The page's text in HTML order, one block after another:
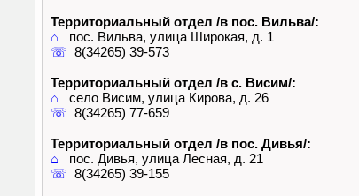
Территориальный отдел /в пос. Вильва/:
⌂ пос. Вильва, улица Широкая, д. 1
☏ 8(34265) 39-573
Территориальный отдел /в с. Висим/:
⌂ село Висим, улица Кирова, д. 26
☏ 8(34265) 77-659
Территориальный отдел /в пос. Дивья/:
⌂ пос. Дивья, улица Лесная, д. 21
☏ 8(34265) 39-155